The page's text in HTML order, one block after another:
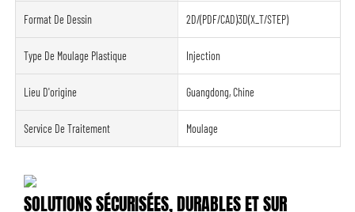
Format De Dessin 2D/(PDF/CAD)3D(X_T/STEP)
Type De Moulage Plastique Injection
Lieu D'origine Guangdong, Chine
Service De Traitement Moulage
SOLUTIONS SÉCURISÉES, DURABLES ET SUR